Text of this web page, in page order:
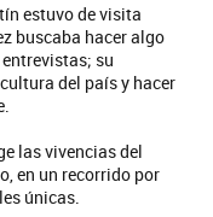
estuvo de visita
buscaba hacer algo
su
del país y hacer
las vivencias del
en un recorrido por
únicas.